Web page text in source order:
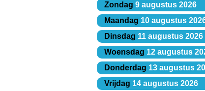
Zondag 9 augustus 2026
Maandag 10 augustus
Dinsdag 11 augustus 2026
Woensdag 12 augustus
Donderdag 13 augustus
Vrijdag 14 augustus 2026